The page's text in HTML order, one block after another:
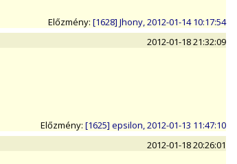
Előzmény: [1628] Jhony, 2012-01-14 10:17:54
2012-01-18 21:32:09
Előzmény: [1625] epsilon, 2012-01-13 11:47:10
2012-01-18 20:26:01